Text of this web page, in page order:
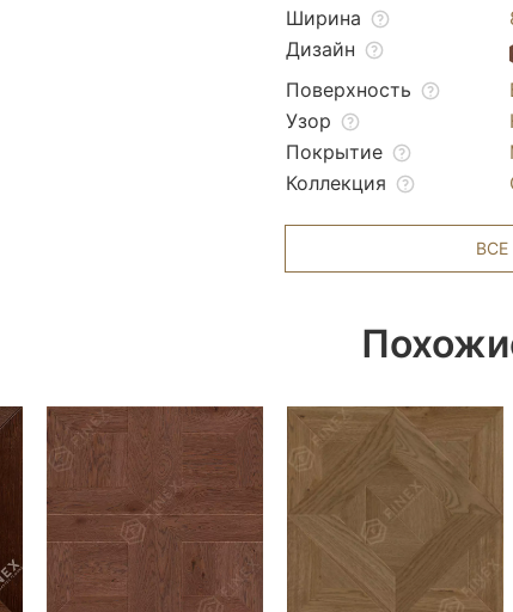
Ширина
Дизайн
Поверхность
Узор
Покрытие
Коллекция